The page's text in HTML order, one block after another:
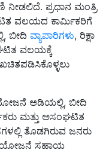
ನೀಡಲಿದೆ. ಪ್ರಧಾನ ಮಂತ್ರಿ
ವಲಯದ ಕಾರ್ಮಿಕರಿಗೆ
ಬೀದಿ ವ್ಯಾಪಾರಿಗಳು, ರಿಕ್ಷಾ
ವಲಯಕ್ಕೆ
ಅಡಿಯಲ್ಲಿ, ಬೀದಿ
ಮತ್ತು ಅಸಂಘಟಿತ
ತೊಡಗಿರುವ ಜನರು
ಈ ಯೋಜನೆ ಸಹಾಯ